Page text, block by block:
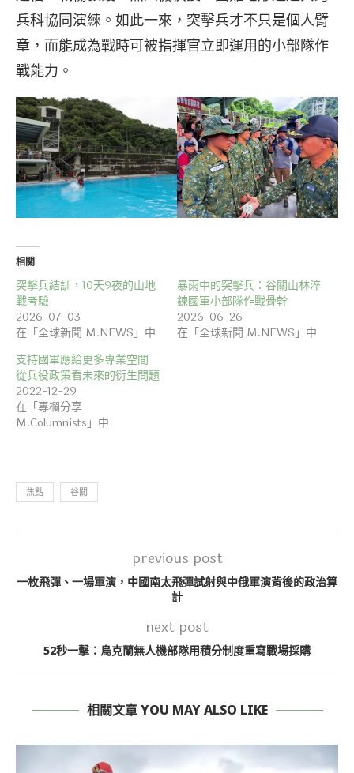
兵科協同演練。如此一來，突擊兵才不只是個人臂
章，而能成為戰時可被指揮官立即運用的小部隊作
戰能力。
相關
突擊兵結訓，10天9夜的山地
戰考驗
2026-07-03
在「全球新聞 M.NEWS」中
暴雨中的突擊兵：谷關山林淬
鍊國軍小部隊作戰骨幹
2026-06-26
在「全球新聞 M.NEWS」中
支持國軍應給更多專業空間
從兵役政策看未來的衍生問題
2022-12-29
在「專欄分享
M.Columnists」中
焦點 谷關
previous post
一枚飛彈、一場軍演，中國南太飛彈試射與中俄軍演背後的政治算
計
next post
52秒一擊：烏克蘭無人機部隊用積分制度重寫戰場採購
相關文章 YOU MAY ALSO LIKE